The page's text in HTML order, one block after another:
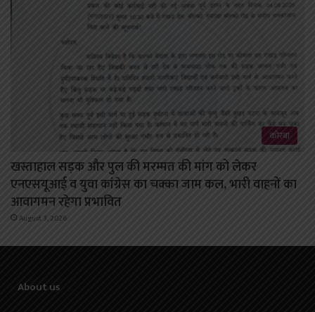
कोरबा
खस्ताहाल सड़क और पुल की मरम्मत की मांग को लेकर
एनएसयूआई व युवा कांग्रेस का चक्का जाम कल, भारी वाहनों का
आवागमन रहेगा प्रभावित
August 3, 2026
About us